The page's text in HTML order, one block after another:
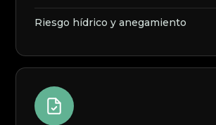
Riesgo hídrico y anegamiento